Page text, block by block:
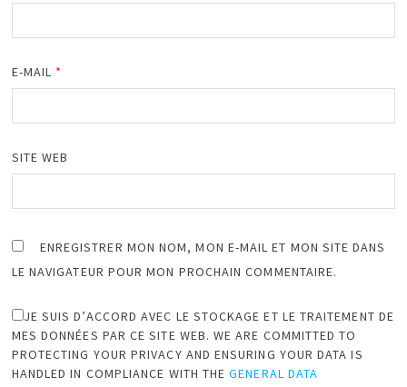
E-MAIL *
SITE WEB
ENREGISTRER MON NOM, MON E-MAIL ET MON SITE DANS
LE NAVIGATEUR POUR MON PROCHAIN COMMENTAIRE.
JE SUIS D’ACCORD AVEC LE STOCKAGE ET LE TRAITEMENT DE
MES DONNÉES PAR CE SITE WEB. WE ARE COMMITTED TO
PROTECTING YOUR PRIVACY AND ENSURING YOUR DATA IS
HANDLED IN COMPLIANCE WITH THEGENERAL DATA